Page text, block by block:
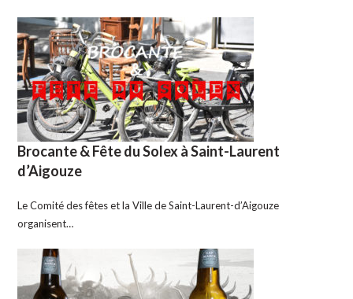
Brocante & Fête du Solex à Saint-Laurent
d’Aigouze
Le Comité des fêtes et la Ville de Saint-Laurent-d’Aigouze
organisent…